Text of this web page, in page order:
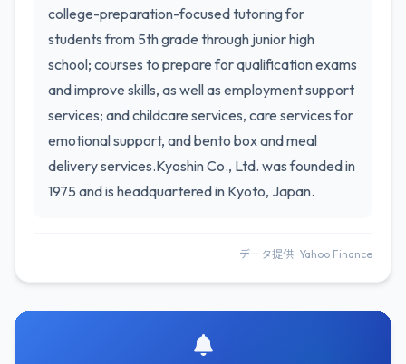
college-preparation-focused tutoring for
students from 5th grade through junior high
school; courses to prepare for qualification exams
and improve skills, as well as employment support
services; and childcare services, care services for
emotional support, and bento box and meal
delivery services.Kyoshin Co., Ltd. was founded in
1975 and is headquartered in Kyoto, Japan.
データ提供: Yahoo Finance